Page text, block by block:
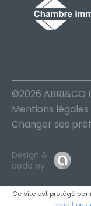
©2026 ABRI&CO
Mentions légales
Changer ses
Design &
code by
Ce site est protégé par